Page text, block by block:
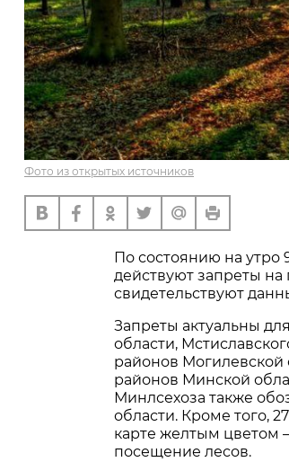
Фото из открытых источников
По состоянию на утро
действуют запреты
свидетельствуют
Запреты актуальны
области,
районов Могилевской
районов Минской
Минлсехоза также
области. Кроме того,
карте желтым цветом
посещение лесов.